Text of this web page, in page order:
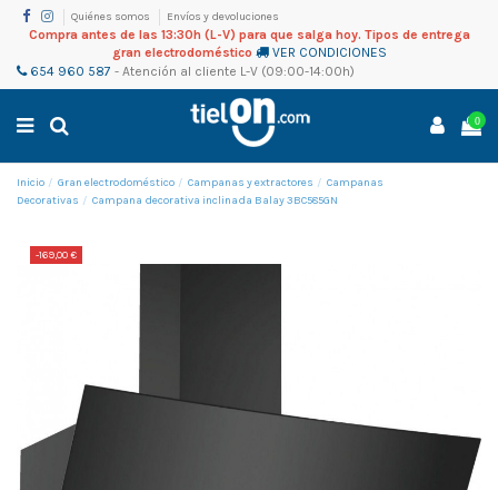
Quiénes somos Envíos y devoluciones
Compra antes de las 13:30h (L-V) para que salga hoy. Tipos de entrega
gran electrodoméstico
VER CONDICIONES
654 960 587 - Atención al cliente L-V (09:00-14:00h)
0
Inicio Gran electrodoméstico Campanas y extractores
Campanas
Decorativas
Campana decorativa inclinada Balay 3BC585GN
-169,00 €